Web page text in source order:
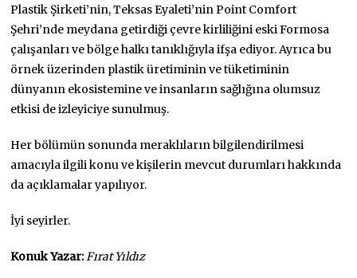
Plastik Şirketi’nin, Teksas Eyaleti’nin Point Comfort
Şehri’nde meydana getirdiği çevre kirliliğini eski Formosa
çalışanları ve bölge halkı tanıklığıyla ifşa ediyor. Ayrıca bu
örnek üzerinden plastik üretiminin ve tüketiminin
dünyanın ekosistemine ve insanların sağlığına olumsuz
etkisi de izleyiciye sunulmuş.
Her bölümün sonunda meraklıların bilgilendirilmesi
amacıyla ilgili konu ve kişilerin mevcut durumları hakkında
da açıklamalar yapılıyor.
İyi seyirler.
Konuk Yazar:Fırat Yıldız